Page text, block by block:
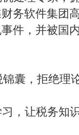
务软件集团
件，并被国
囊，拒绝理
，让税务知